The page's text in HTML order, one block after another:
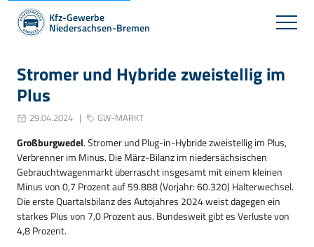
Kfz-Gewerbe
Niedersachsen-Bremen
Stromer und Hybride zweistellig im
Plus
29.04.2024 GW-MARKT
Großburgwedel. Stromer und Plug-in-Hybride zweistellig im Plus,
Verbrenner im Minus. Die März-Bilanz im niedersächsischen
Gebrauchtwagenmarkt überrascht insgesamt mit einem kleinen
Minus von 0,7 Prozent auf 59.888 (Vorjahr: 60.320) Halterwechsel.
Die erste Quartalsbilanz des Autojahres 2024 weist dagegen ein
starkes Plus von 7,0 Prozent aus. Bundesweit gibt es Verluste von
4,8 Prozent.